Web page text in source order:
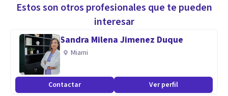
Estos son otros profesionales que te pueden
interesar
Sandra Milena Jimenez Duque
Miami
Contactar Ver perfil